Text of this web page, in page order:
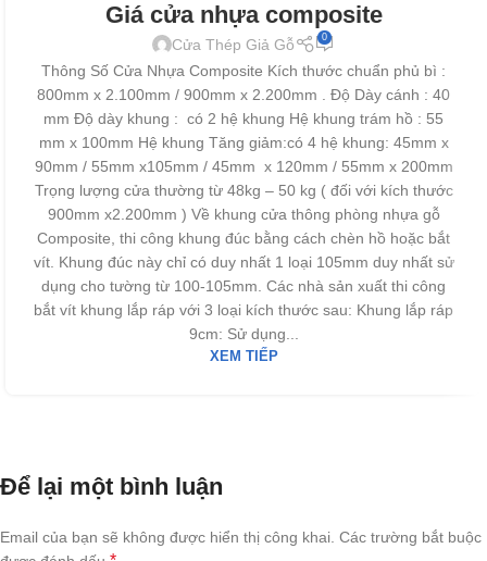
Giá cửa nhựa composite
Cửa Thép Giả Gỗ 0
Thông Số Cửa Nhựa Composite Kích thước chuẩn phủ bì :
800mm x 2.100mm / 900mm x 2.200mm . Độ Dày cánh : 40
mm Độ dày khung : có 2 hệ khung Hệ khung trám hồ : 55
mm x 100mm Hệ khung Tăng giảm:có 4 hệ khung: 45mm x
90mm / 55mm x105mm / 45mm x 120mm / 55mm x 200mm
Trọng lượng cửa thường từ 48kg – 50 kg ( đối với kích thước
900mm x2.200mm ) Về khung cửa thông phòng nhựa gỗ
Composite, thi công khung đúc bằng cách chèn hồ hoặc bắt
vít. Khung đúc này chỉ có duy nhất 1 loại 105mm duy nhất sử
dụng cho tường từ 100-105mm. Các nhà sản xuất thi công
bắt vít khung lắp ráp với 3 loại kích thước sau: Khung lắp ráp
9cm: Sử dụng...
XEM TIẾP
Để lại một bình luận
Email của bạn sẽ không được hiển thị công khai. Các trường bắt buộc